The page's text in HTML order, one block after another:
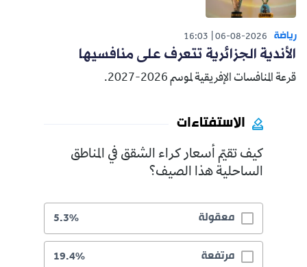
رياضة 06-08-2026
16:03
الأندية الجزائرية تتعرف على منافسيها
قرعة المنافسات الإفريقية لموسم 2026-2027.
الاستفتاءات
كيف تقيّم أسعار كراء الشقق في المناطق
الساحلية هذا الصيف؟
معقولة 5.3%
مرتفعة 19.4%